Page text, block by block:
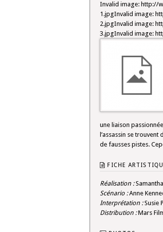
Invalid image: http://
1.jpgInvalid image:
2.jpgInvalid image:
3.jpgInvalid image:
une liaison
l’assassin se
de fausses pistes.
FICHE
Réalisation :
Scénario :Anne
Interprétation :Susie
Distribution :Mars